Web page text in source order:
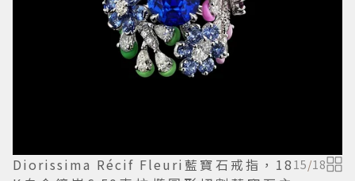
Diorissima Récif Fleuri藍寶石戒指，18 15/18